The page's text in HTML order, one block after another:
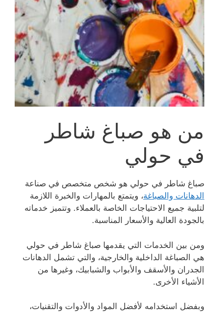
من هو صباغ شاطر
في حولي
صباغ شاطر في حولي هو شخص متخصص في صناعة
الدهانات والصباغة، ويتمتع بالمهارات والخبرة اللازمة
لتلبية جميع الاحتياجات الخاصة بالعملاء. وتتميز خدماته
بالجودة العالية والأسعار المناسبة.
ومن بين الخدمات التي يقدمها صباغ شاطر في حولي
هي الصباغة الداخلية والخارجية، والتي تشمل الدهانات
الجدران والأسقف والأبواب والشبابيك، وغيرها من
الأشياء الأخرى.
وبفضل استخدامه لأفضل المواد والأدوات والتقنيات،